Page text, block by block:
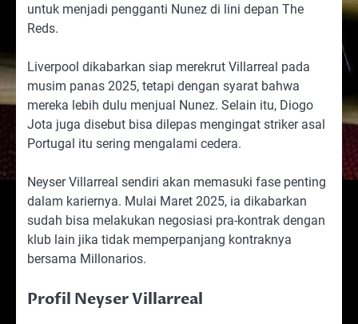
untuk menjadi pengganti Nunez di lini depan The
Reds.
Liverpool dikabarkan siap merekrut Villarreal pada
musim panas 2025, tetapi dengan syarat bahwa
mereka lebih dulu menjual Nunez. Selain itu, Diogo
Jota juga disebut bisa dilepas mengingat striker asal
Portugal itu sering mengalami cedera.
Neyser Villarreal sendiri akan memasuki fase penting
dalam kariernya. Mulai Maret 2025, ia dikabarkan
sudah bisa melakukan negosiasi pra-kontrak dengan
klub lain jika tidak memperpanjang kontraknya
bersama Millonarios.
Profil Neyser Villarreal